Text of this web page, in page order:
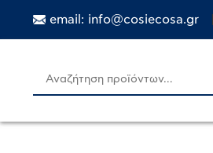
email: info@cosiecosa.gr